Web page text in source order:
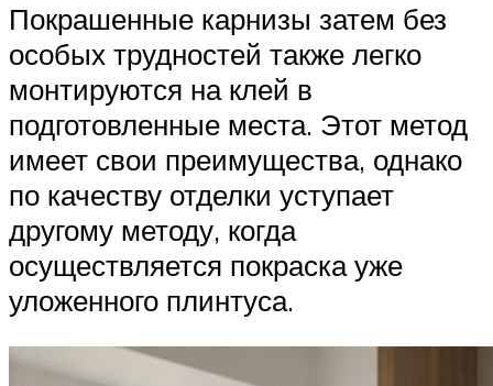
Покрашенные карнизы затем без
особых трудностей также легко
монтируются на клей в
подготовленные места. Этот метод
имеет свои преимущества, однако
по качеству отделки уступает
другому методу, когда
осуществляется покраска уже
уложенного плинтуса.